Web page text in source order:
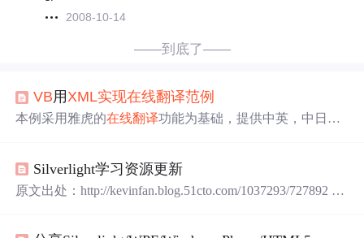
2008-10-14
——到底了——
VB用XML实现在线翻译范例
本例采用雅虎的在线翻译功能为基础，提供中英，中日的
序代码：Visual Basic CodeOption ExplicitPrivate Declare Fun
ction MultiByteToWideChar Lib "kernel32"
Silverlight学习资源更新
原文出处：http://kevinfan.blog.51cto.com/1037293/727892 本